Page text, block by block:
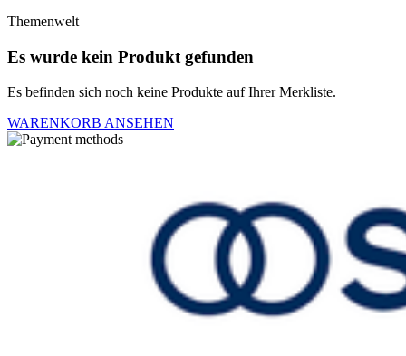
Themenwelt
Es wurde kein Produkt gefunden
Es befinden sich noch keine Produkte auf Ihrer Merkliste.
WARENKORB ANSEHEN